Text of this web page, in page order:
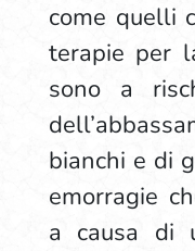
come quelli
terapie per
sono a
bianchi e di
emorragie
a causa di